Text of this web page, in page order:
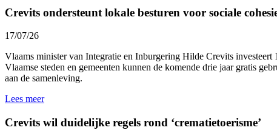
Crevits ondersteunt lokale besturen voor sociale
17/07/26
Vlaams minister van Integratie en Inburgering Hilde Crevits
Vlaamse steden en gemeenten kunnen de komende drie jaar gratis
aan de samenleving.
Lees meer
Crevits wil duidelijke regels rond ‘crematietoerisme’